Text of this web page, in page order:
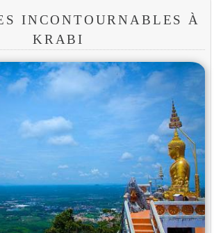
INCONTOURNABLES À
KRABI